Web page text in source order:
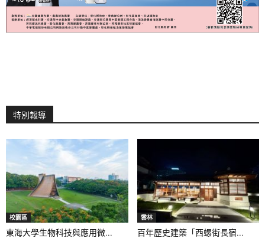
特別報導
校園區
東海大學生物科技與應用微...
雲林
百年歷史建築「西螺街長宿...